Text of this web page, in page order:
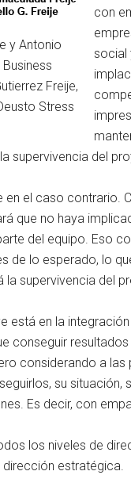
y Antonio
Freije,
Stress
con
social
supervivencia del
en el caso contrario.
que no haya
del equipo. Eso
de lo esperado, lo
la supervivencia del
está en la
conseguir
considerando a las
su situación,
Es decir, con
los niveles de
estratégica.